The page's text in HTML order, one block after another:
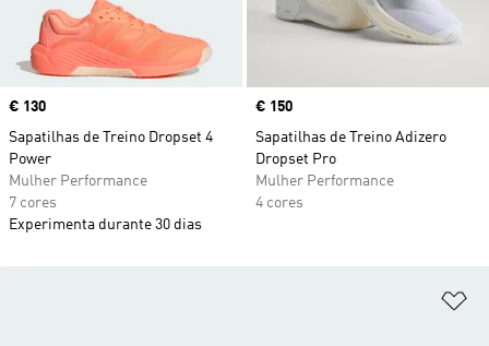
Price
€ 130
Sapatilhas de Treino Dropset 4
Power
Mulher Performance
7 cores
Experimenta durante 30 dias
Price
€ 150
Sapatilhas de Treino Adizero
Dropset Pro
Mulher Performance
4 cores